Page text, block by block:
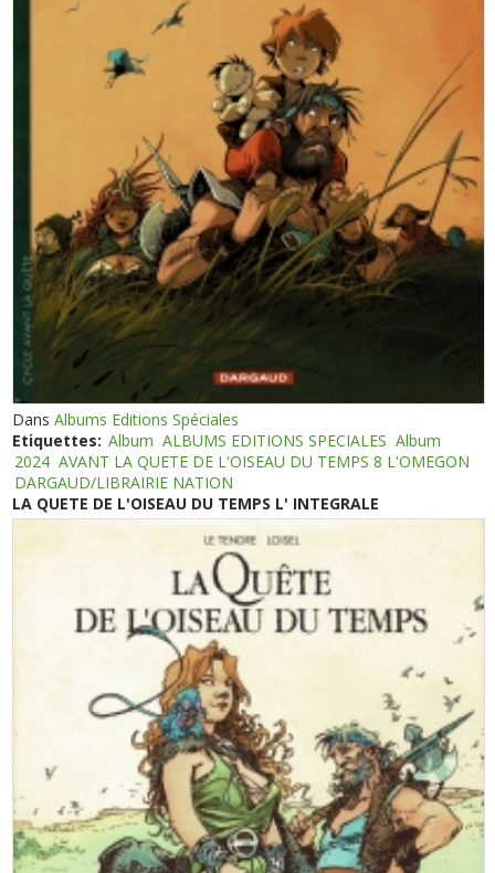
DansAlbums Editions Spéciales
Etiquettes: Album ALBUMS EDITIONS SPECIALES Album
2024 AVANT LA QUETE DE L'OISEAU DU TEMPS 8 L'OMEGON
DARGAUD/LIBRAIRIE NATION
LA QUETE DE L'OISEAU DU TEMPS L' INTEGRALE